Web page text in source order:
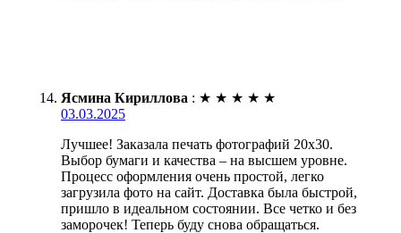
Ясмина Кириллова : ★ ★ ★ ★ ★
03.03.2025
Лучшее! Заказала печать фотографий 20х30.
Выбор бумаги и качества – на высшем уровне.
Процесс оформления очень простой, легко
загрузила фото на сайт. Доставка была быстрой,
пришло в идеальном состоянии. Все четко и без
заморочек! Теперь буду снова обращаться.